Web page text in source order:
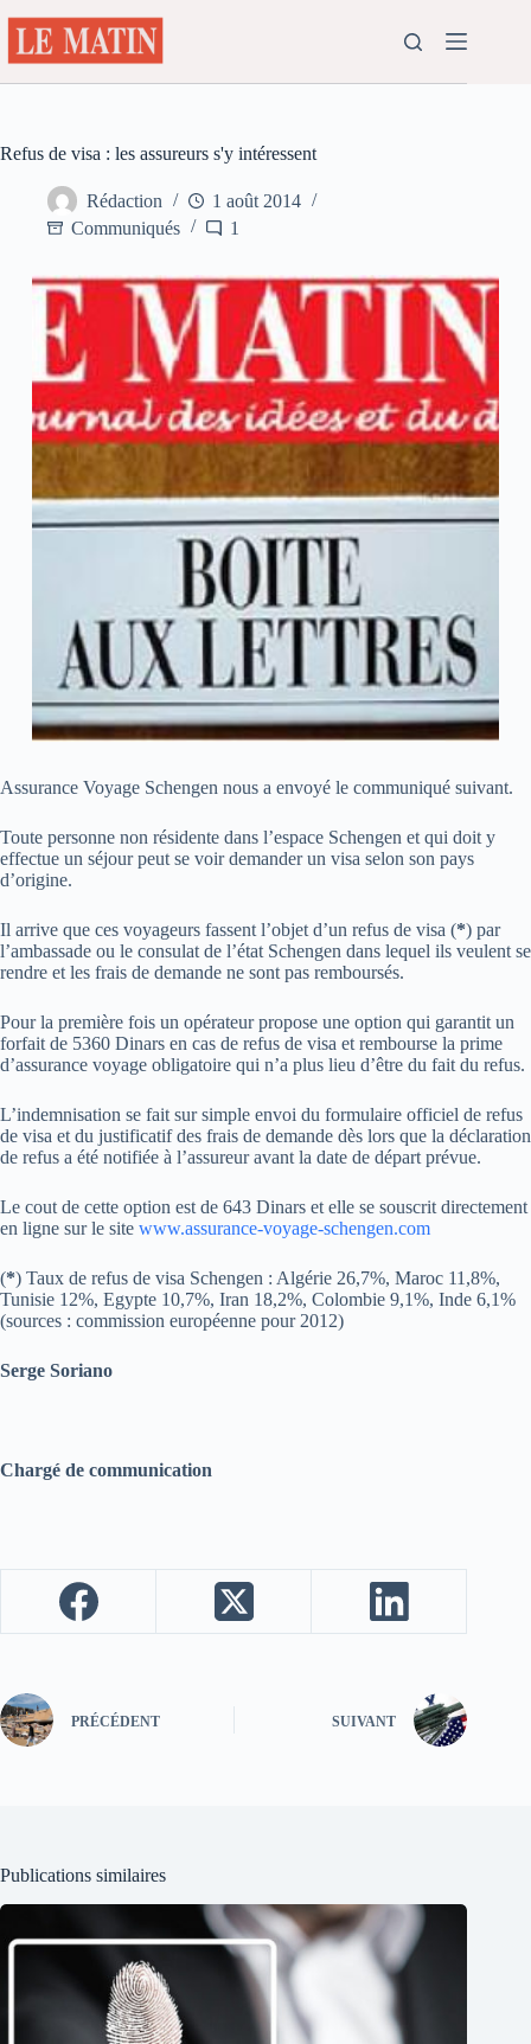
au
contenu
Refus de visa : les assureurs s'y intéressent
Rédaction
1 août 2014
Communiqués
1
Assurance Voyage Schengen nous a envoyé le communiqué suivant.
Toute personne non résidente dans l’espace Schengen et qui doit y
effectue un séjour peut se voir demander un visa selon son pays
d’origine.
Il arrive que ces voyageurs fassent l’objet d’un refus de visa (*) par
l’ambassade ou le consulat de l’état Schengen dans lequel ils veulent se
rendre et les frais de demande ne sont pas remboursés.
Pour la première fois un opérateur propose une option qui garantit un
forfait de 5360 Dinars en cas de refus de visa et rembourse la prime
d’assurance voyage obligatoire qui n’a plus lieu d’être du fait du refus.
L’indemnisation se fait sur simple envoi du formulaire officiel de refus
de visa et du justificatif des frais de demande dès lors que la déclaration
de refus a été notifiée à l’assureur avant la date de départ prévue.
Le cout de cette option est de 643 Dinars et elle se souscrit directement
en ligne sur le site www.assurance-voyage-schengen.com
(*) Taux de refus de visa Schengen : Algérie 26,7%, Maroc 11,8%,
Tunisie 12%, Egypte 10,7%, Iran 18,2%, Colombie 9,1%, Inde 6,1%
(sources : commission européenne pour 2012)
Serge Soriano
Chargé de communication
PRÉCÉDENT SUIVANT
Publications similaires